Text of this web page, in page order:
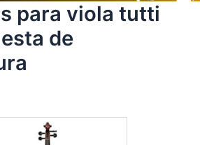
para viola tutti
de